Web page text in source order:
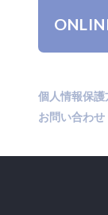
個人情報保護
お問い合わせ